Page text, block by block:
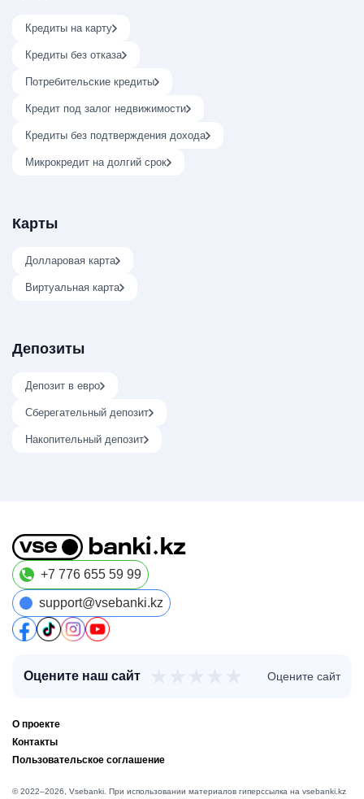
Кредиты на карту
Кредиты без отказа
Потребительские кредиты
Кредит под залог недвижимости
Кредиты без подтверждения дохода
Микрокредит на долгий срок
Карты
Долларовая карта
Виртуальная карта
Депозиты
Депозит в евро
Сберегательный депозит
Накопительный депозит
+7 776 655 59 99
support@vsebanki.kz
Оцените наш сайт Оцените сайт
О проекте
Контакты
Пользовательское соглашение
© 2022–2026, Vsebanki. При использовании материалов гиперссылка на vsebanki.kz